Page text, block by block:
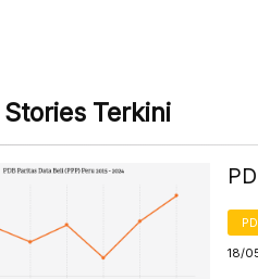
Stories Terkini
18/